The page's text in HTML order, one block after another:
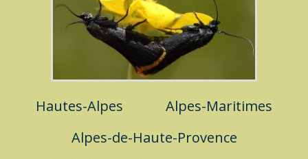
Hautes-Alpes
Alpes-Maritimes
Alpes-de-Haute-Provence